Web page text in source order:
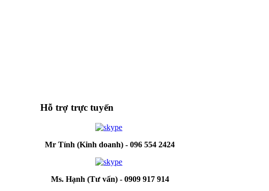
Hỗ trợ trực tuyến
Mr Tính (Kinh doanh) - 096 554 2424
Ms. Hạnh (Tư vấn) - 0909 917 914